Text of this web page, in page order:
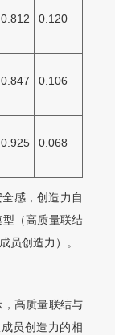
0.812 0.120
0.847 0.106
0.925 0.068
感，创造力自
（高质量联结
员创造力）。
，高质量联结与
员创造力的相